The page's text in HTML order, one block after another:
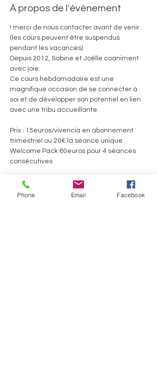
À propos de l'événement
! merci de nous contacter avant de venir
(les cours peuvent être suspendus
pendant les vacances)
Depuis 2012, Sabine et Joëlle coaniment
avec joie.
Ce cours hebdomadaire est une
magnifique occasion de se connecter à
soi et de développer son potentiel en lien
avec une tribu accueillante.
Prix : 15euros/vivencia en abonnement
trimestriel ou 20€ la séance unique
Welcome Pack 60euros pour 4 séances
consécutives
Ils.Elles témoignent :
En lire plus >
Phone Email Facebook